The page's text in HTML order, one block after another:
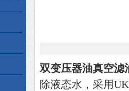
双变压器油真空滤
除液态水，采用